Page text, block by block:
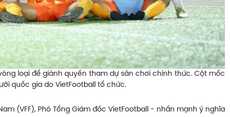
loại để giành quyền tham dự sân chơi chính thức. Cột mốc
quốc gia do VietFootball tổ chức.
(VFF), Phó Tổng Giám đốc VietFootball - nhấn mạnh ý nghĩa